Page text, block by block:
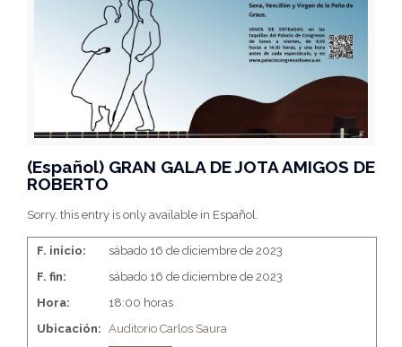
(Español) GRAN GALA DE JOTA AMIGOS DE
ROBERTO
Sorry, this entry is only available in Español.
F. inicio:
sábado 16 de diciembre de 2023
F. fin:
sábado 16 de diciembre de 2023
Hora:
18:00 horas
Ubicación: Auditorio Carlos Saura